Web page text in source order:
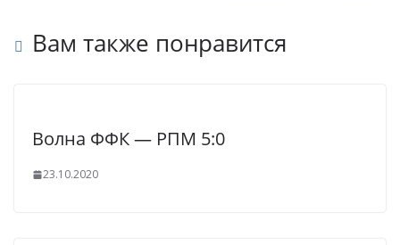
Вам также понравится
Волна ФФК — РПМ 5:0
23.10.2020